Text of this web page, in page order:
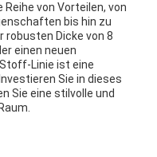
von Vorteilen, von
bis hin zu
robusten Dicke von 8
einen neuen
Linie ist eine
Sie in dieses
Sie eine stilvolle und